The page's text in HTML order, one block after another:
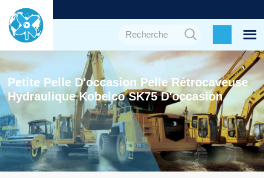
Petite Pelle D'occasion Pelle Rétrocaveuse
Hydraulique Kobelco SK75 D'occasion